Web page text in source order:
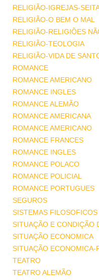
RELIGIÃO-IGREJAS-
RELIGIÃO-O BEM O MAL
RELIGIÃO-RELIGIÕES
RELIGIÃO-TEOLOGIA
RELIGIÃO-VIDA DE
ROMANCE
ROMANCE AMERICANO
ROMANCE INGLES
ROMANCE ALEMÃO
ROMANCE AMERICANA
ROMANCE AMERICANO
ROMANCE FRANCES
ROMANCE INGLES
ROMANCE POLACO
ROMANCE POLICIAL
ROMANCE PORTUGUES
SEGUROS
SISTEMAS FILOSOFICOS
SITUAÇÃO E CONDIÇÃO
SITUAÇÃO ECONOMICA
SITUAÇÃO ECONOMICA-
TEATRO
TEATRO ALEMÃO